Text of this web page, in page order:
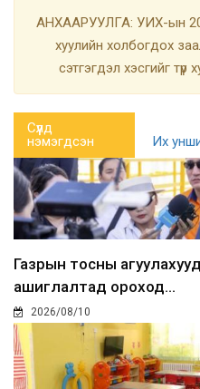
АНХААРУУЛГА: УИХ-ын
хуулийн холбогдох
сэтгэгдэл хэсгийг
Сүүлд
нэмэгдсэн
Их
Газрын тосны
ашиглалтад ороход...
2026/08/10